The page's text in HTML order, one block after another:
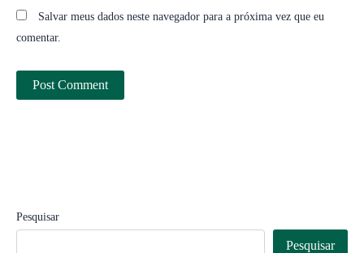
Salvar meus dados neste navegador para a próxima vez que eu
comentar.
Pesquisar
Pesquisar